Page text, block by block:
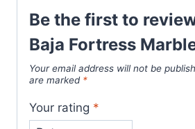
Be the first to
Baja Fortress
Your email address will not be
are marked *
Your rating *